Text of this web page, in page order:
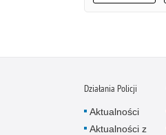
Działania Policji
Aktualności
Aktualności z